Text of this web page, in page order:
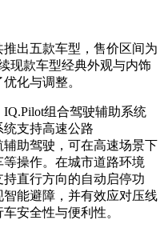
出五款车型，售价区间为
现款车型经典外观与内饰
化与调整。
组合驾驶辅助系统
支持高速公路
辅助驾驶，可在高速场景下
操作。在城市道路环境
直行方向的自动启停功
能避障，并有效应对压线
安全性与便利性。